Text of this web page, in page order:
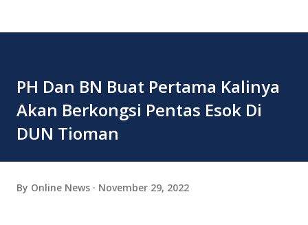
PH Dan BN Buat Pertama Kalinya
Akan Berkongsi Pentas Esok Di
DUN Tioman
By Online News November 29, 2022